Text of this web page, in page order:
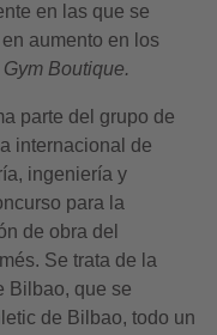
en las que se
aumento en los
Gym Boutique.
parte del grupo de
internacional de
ingeniería y
para la
de obra del
Se trata de la
Bilbao, que se
de Bilbao, todo un